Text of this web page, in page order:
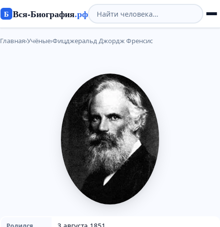
Б Вся-Биография.рф
Главная›Учёные›Фицджеральд Джордж Френсис